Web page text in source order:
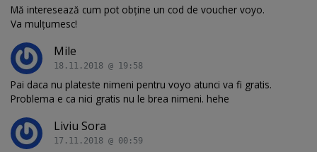
Mă interesează cum pot obține un cod de voucher voyo.
Va mulțumesc!
Mile
18.11.2018 @ 19:58
Pai daca nu plateste nimeni pentru voyo atunci va fi gratis.
Problema e ca nici gratis nu le brea nimeni. hehe
Liviu Sora
17.11.2018 @ 00:59